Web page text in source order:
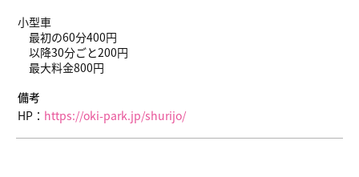
小型車
最初の60分400円
以降30分ごと200円
最大料金800円
備考
HP： https://oki-park.jp/shurijo/